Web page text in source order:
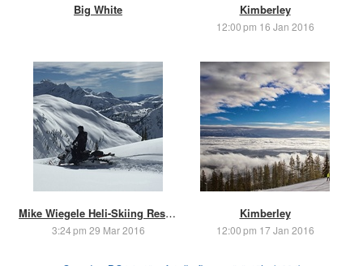
Big White Kimberley
12:00 pm 16 Jan 2016
Mike Wiegele Heli-Skiing Resort
3:24 pm 29 Mar 2016
Kimberley
12:00 pm 17 Jan 2016